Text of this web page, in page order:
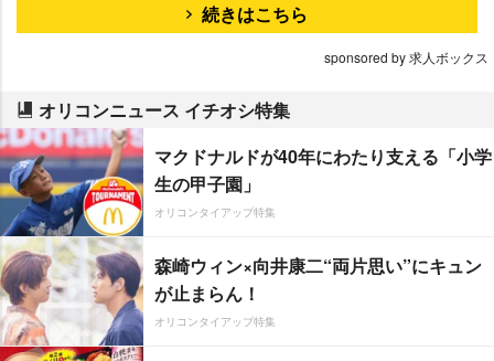
続きはこちら
sponsored by 求人ボックス
オリコンニュース イチオシ特集
マクドナルドが40年にわたり支える「小学
生の甲子園」
オリコンタイアップ特集
森崎ウィン×向井康二“両片思い”にキュン
が止まらん！
オリコンタイアップ特集